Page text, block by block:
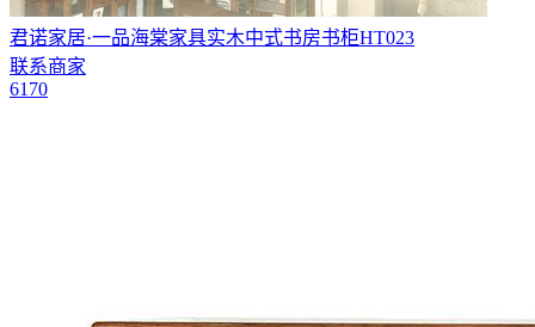
君诺家居·一品海棠家具实木中式书房书柜HT023
联系商家
6170